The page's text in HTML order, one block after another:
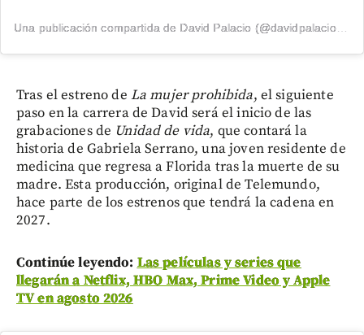
Una publicación compartida de David Palacio (@davidpalacio91)
Tras el estreno de La mujer prohibida, el siguiente
paso en la carrera de David será el inicio de las
grabaciones de Unidad de vida, que contará la
historia de Gabriela Serrano, una joven residente de
medicina que regresa a Florida tras la muerte de su
madre. Esta producción, original de Telemundo,
hace parte de los estrenos que tendrá la cadena en
2027.
Continúe leyendo: Las películas y series que
llegarán a Netflix, HBO Max, Prime Video y Apple
TV en agosto 2026